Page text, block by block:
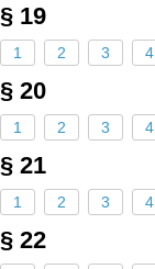
§ 19
1 2 3 4
§ 20
1 2 3 4
§ 21
1 2 3 4
§ 22